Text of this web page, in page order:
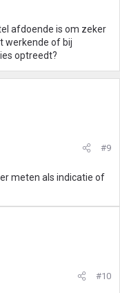
afdoende is om zeker
werkende of bij
optreedt?
#9
meten als indicatie of
#10